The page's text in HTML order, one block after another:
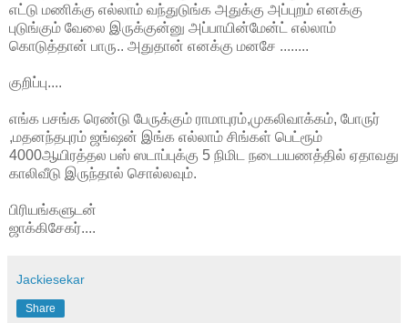
எட்டு மணிக்கு எல்லாம் வந்துடுங்க அதுக்கு அப்புறம் எனக்கு
புடுங்கும் வேலை இருக்குன்னு அப்பாயின்மேன்ட் எல்லாம்
கொடுத்தான் பாரு.. அதுதான் எனக்கு மனசே ........
குறிப்பு....
எங்க பசங்க ரெண்டு பேருக்கும் ராமாபுரம்,முகலிவாக்கம், போருர்
,மதனந்தபுரம் ஜங்ஷன் இங்க எல்லாம் சிங்கள் பெட்ரூம்
4000ஆயிரத்தல பஸ் ஸடாப்புக்கு 5 நிமிட நடைபயணத்தில் ஏதாவது
காலிவீடு இருந்தால் சொல்லவும்.
பிரியங்களுடன்
ஜாக்கிசேகர்....
Jackiesekar
Share